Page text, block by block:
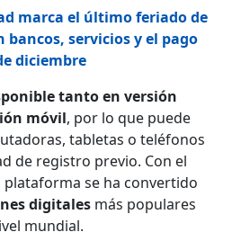
marca el último feriado de
bancos, servicios y el pago
diciembre
tanto en versión
móvil, por lo que puede
tabletas o teléfonos
de registro previo. Con el
plataforma se ha convertido
digitales más populares
mundial.